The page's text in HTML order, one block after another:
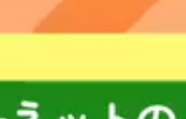
月額料金についてです。
1,400円